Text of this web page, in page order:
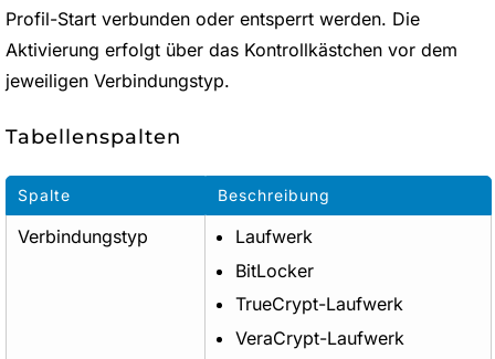
Profil-Start verbunden oder entsperrt werden. Die
Aktivierung erfolgt über das Kontrollkästchen vor dem
jeweiligen Verbindungstyp.
Tabellenspalten
Spalte Beschreibung
Verbindungstyp
Laufwerk
BitLocker
TrueCrypt-Laufwerk
VeraCrypt-Laufwerk